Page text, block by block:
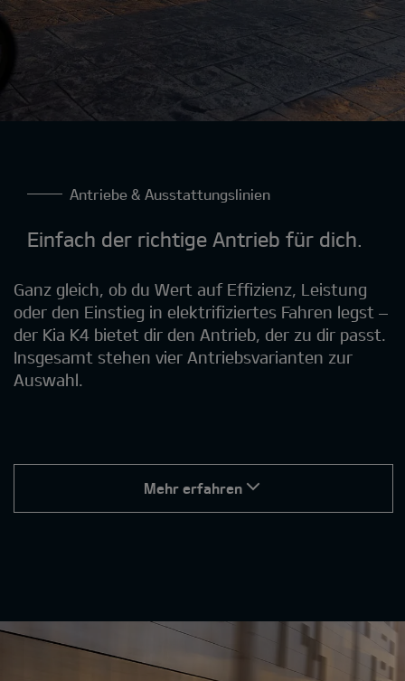
Antriebe & Ausstattungslinien
Einfach der richtige Antrieb für dich.
Ganz gleich, ob du Wert auf Effizienz, Leistung
oder den Einstieg in elektrifiziertes Fahren legst –
der Kia K4 bietet dir den Antrieb, der zu dir passt.
Insgesamt stehen vier Antriebsvarianten zur
Auswahl.
Mehr erfahren